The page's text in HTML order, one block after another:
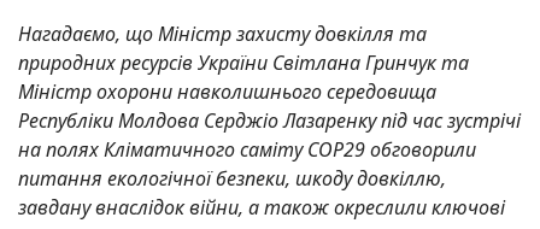
Нагадаємо, що Міністр захисту довкілля та
природних ресурсів України Світлана Гринчук та
Міністр охорони навколишнього середовища
Республіки Молдова Серджіо Лазаренку під час зустрічі
на полях Кліматичного саміту COP29 обговорили
питання екологічної безпеки, шкоду довкіллю,
завдану внаслідок війни, а також окреслили ключові